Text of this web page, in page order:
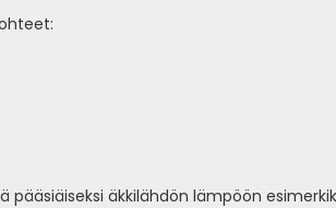
äkkilähdön lämpöön